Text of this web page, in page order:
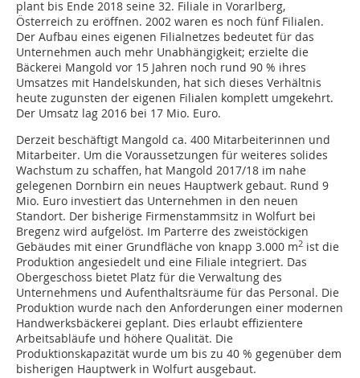
plant bis Ende 2018 seine 32. Filiale in Vorarlberg,
Österreich zu eröffnen. 2002 waren es noch fünf Filialen.
Der Aufbau eines eigenen Filialnetzes bedeutet für das
Unternehmen auch mehr Unabhängigkeit; erzielte die
Bäckerei Mangold vor 15 Jahren noch rund 90 % ihres
Umsatzes mit Handelskunden, hat sich dieses Verhältnis
heute zugunsten der eigenen Filialen komplett umgekehrt.
Der Umsatz lag 2016 bei 17 Mio. Euro.
Derzeit beschäftigt Mangold ca. 400 Mitarbeiterinnen und
Mitarbeiter. Um die Voraussetzungen für weiteres solides
Wachstum zu schaffen, hat Mangold 2017/18 im nahe
gelegenen Dornbirn ein neues Hauptwerk gebaut. Rund 9
Mio. Euro investiert das Unternehmen in den neuen
Standort. Der bisherige Firmenstammsitz in Wolfurt bei
Bregenz wird aufgelöst. Im Parterre des zweistöckigen
Gebäudes mit einer Grundfläche von knapp 3.000 m2 ist die
Produktion angesiedelt und eine Filiale integriert. Das
Obergeschoss bietet Platz für die Verwaltung des
Unternehmens und Aufenthaltsräume für das Personal. Die
Produktion wurde nach den Anforderungen einer modernen
Handwerksbäckerei geplant. Dies erlaubt effizientere
Arbeitsabläufe und höhere Qualität. Die
Produktionskapazität wurde um bis zu 40 % gegenüber dem
bisherigen Hauptwerk in Wolfurt ausgebaut.